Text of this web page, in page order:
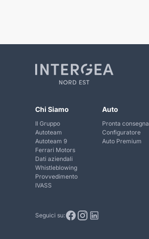
Chi Siamo
Il Gruppo
Autoteam
Autoteam 9
Ferrari Motors
Dati aziendali
Whistleblowing
Provvedimento
IVASS
Auto
Pronta consegna
Configuratore
Auto Premium
Seguici su: